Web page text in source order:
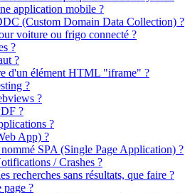
application mobile ?
(Custom Domain Data Collection) ?
voiture ou frigo connecté ?
?
?
d'un élément HTML "iframe" ?
?
?
?
?
App) ?
SPA (Single Page Application) ?
/ Crashes ?
recherches sans résultats, que faire ?
page ?